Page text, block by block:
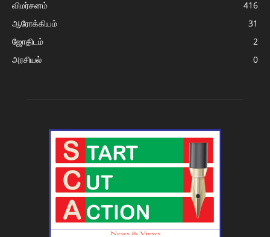
விமர்சனம்
416
ஆரோக்கியம்
31
ஜோதிடம்
2
அரசியல்
0